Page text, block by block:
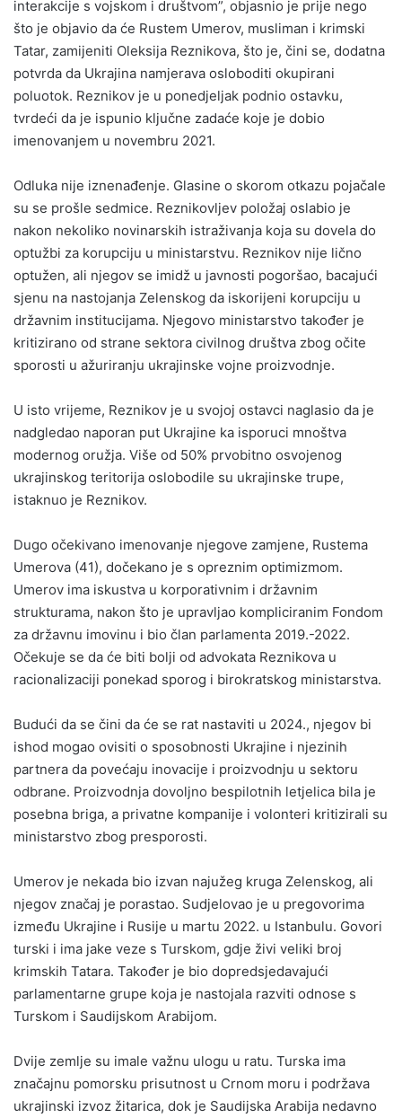
interakcije s vojskom i društvom”, objasnio je prije nego
što je objavio da će Rustem Umerov, musliman i krimski
Tatar, zamijeniti Oleksija Reznikova, što je, čini se, dodatna
potvrda da Ukrajina namjerava osloboditi okupirani
poluotok. Reznikov je u ponedjeljak podnio ostavku,
tvrdeći da je ispunio ključne zadaće koje je dobio
imenovanjem u novembru 2021.
Odluka nije iznenađenje. Glasine o skorom otkazu pojačale
su se prošle sedmice. Reznikovljev položaj oslabio je
nakon nekoliko novinarskih istraživanja koja su dovela do
optužbi za korupciju u ministarstvu. Reznikov nije lično
optužen, ali njegov se imidž u javnosti pogoršao, bacajući
sjenu na nastojanja Zelenskog da iskorijeni korupciju u
državnim institucijama. Njegovo ministarstvo također je
kritizirano od strane sektora civilnog društva zbog očite
sporosti u ažuriranju ukrajinske vojne proizvodnje.
U isto vrijeme, Reznikov je u svojoj ostavci naglasio da je
nadgledao naporan put Ukrajine ka isporuci mnoštva
modernog oružja. Više od 50% prvobitno osvojenog
ukrajinskog teritorija oslobodile su ukrajinske trupe,
istaknuo je Reznikov.
Dugo očekivano imenovanje njegove zamjene, Rustema
Umerova (41), dočekano je s opreznim optimizmom.
Umerov ima iskustva u korporativnim i državnim
strukturama, nakon što je upravljao kompliciranim Fondom
za državnu imovinu i bio član parlamenta 2019.-2022.
Očekuje se da će biti bolji od advokata Reznikova u
racionalizaciji ponekad sporog i birokratskog ministarstva.
Budući da se čini da će se rat nastaviti u 2024., njegov bi
ishod mogao ovisiti o sposobnosti Ukrajine i njezinih
partnera da povećaju inovacije i proizvodnju u sektoru
odbrane. Proizvodnja dovoljno bespilotnih letjelica bila je
posebna briga, a privatne kompanije i volonteri kritizirali su
ministarstvo zbog presporosti.
Umerov je nekada bio izvan najužeg kruga Zelenskog, ali
njegov značaj je porastao. Sudjelovao je u pregovorima
između Ukrajine i Rusije u martu 2022. u Istanbulu. Govori
turski i ima jake veze s Turskom, gdje živi veliki broj
krimskih Tatara. Također je bio dopredsjedavajući
parlamentarne grupe koja je nastojala razviti odnose s
Turskom i Saudijskom Arabijom.
Dvije zemlje su imale važnu ulogu u ratu. Turska ima
značajnu pomorsku prisutnost u Crnom moru i podržava
ukrajinski izvoz žitarica, dok je Saudijska Arabija nedavno